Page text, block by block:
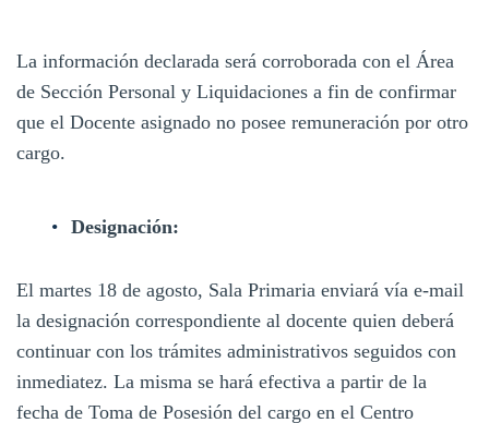
La información declarada será corroborada con el Área
de Sección Personal y Liquidaciones a fin de confirmar
que el Docente asignado no posee remuneración por otro
cargo.
Designación:
El martes 18 de agosto, Sala Primaria enviará vía e-mail
la designación correspondiente al docente quien deberá
continuar con los trámites administrativos seguidos con
inmediatez. La misma se hará efectiva a partir de la
fecha de Toma de Posesión del cargo en el Centro